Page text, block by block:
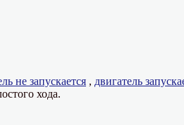
не запускается , двигатель
хода.